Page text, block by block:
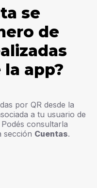
se
de
la app?
por QR desde la
a tu usuario de
consultarla
sección Cuentas.